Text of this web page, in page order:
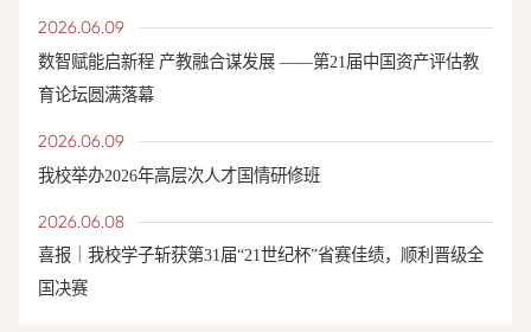
2026.06.09
数智赋能启新程 产教融合谋发展 ——第21届中国资产评估教
育论坛圆满落幕
2026.06.09
我校举办2026年高层次人才国情研修班
2026.06.08
喜报｜我校学子斩获第31届“21世纪杯”省赛佳绩，顺利晋级全
国决赛